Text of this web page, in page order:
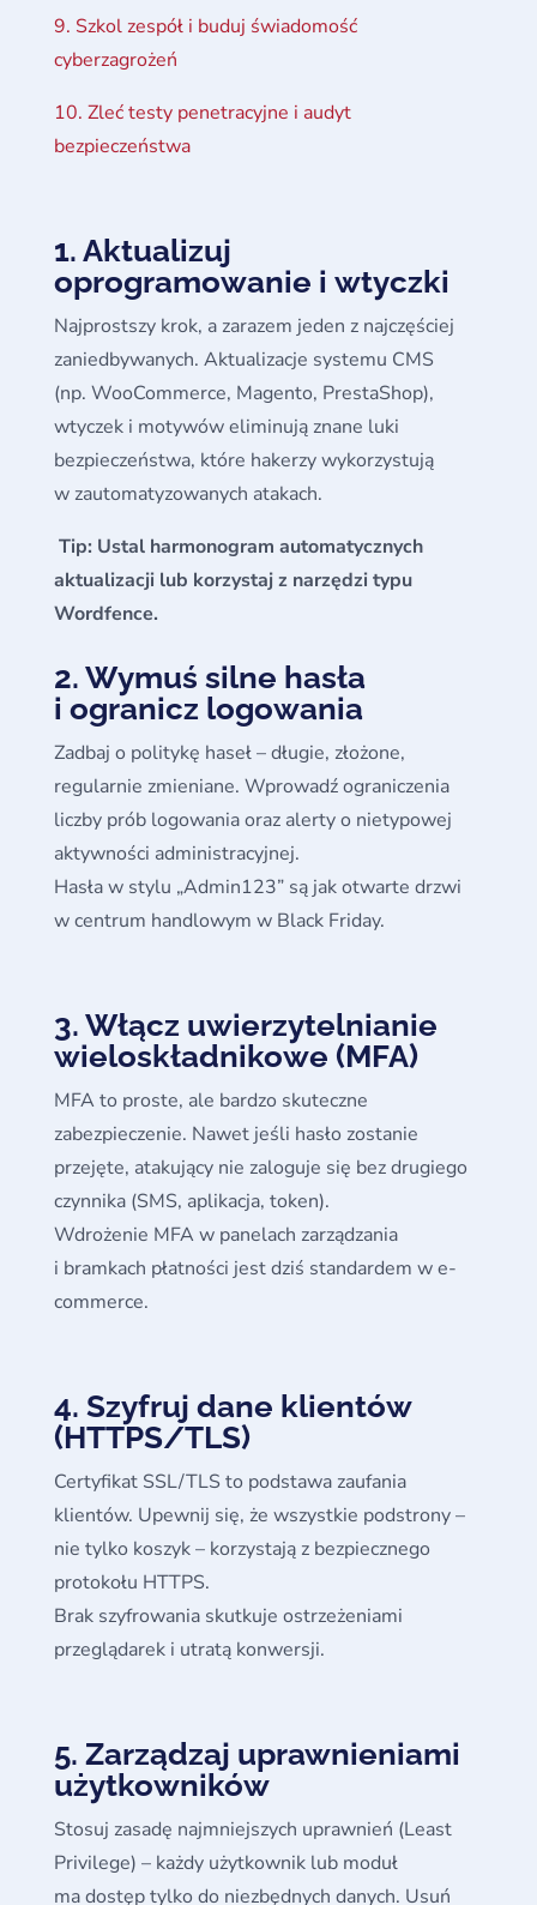
9. Szkol zespół i buduj świadomość
cyberzagrożeń
10. Zleć testy penetracyjne i audyt
bezpieczeństwa
1. Aktualizuj
oprogramowanie i wtyczki
Najprostszy krok, a zarazem jeden z najczęściej
zaniedbywanych. Aktualizacje systemu CMS
(np. WooCommerce, Magento, PrestaShop),
wtyczek i motywów eliminują znane luki
bezpieczeństwa, które hakerzy wykorzystują
w zautomatyzowanych atakach.
Tip: Ustal harmonogram automatycznych
aktualizacji lub korzystaj z narzędzi typu
Wordfence.
2. Wymuś silne hasła
i ogranicz logowania
Zadbaj o politykę haseł – długie, złożone,
regularnie zmieniane. Wprowadź ograniczenia
liczby prób logowania oraz alerty o nietypowej
aktywności administracyjnej.
Hasła w stylu „Admin123” są jak otwarte drzwi
w centrum handlowym w Black Friday.
3. Włącz uwierzytelnianie
wieloskładnikowe (MFA)
MFA to proste, ale bardzo skuteczne
zabezpieczenie. Nawet jeśli hasło zostanie
przejęte, atakujący nie zaloguje się bez drugiego
czynnika (SMS, aplikacja, token).
Wdrożenie MFA w panelach zarządzania
i bramkach płatności jest dziś standardem w e-
commerce.
4. Szyfruj dane klientów
(HTTPS/TLS)
Certyfikat SSL/TLS to podstawa zaufania
klientów. Upewnij się, że wszystkie podstrony –
nie tylko koszyk – korzystają z bezpiecznego
protokołu HTTPS.
Brak szyfrowania skutkuje ostrzeżeniami
przeglądarek i utratą konwersji.
5. Zarządzaj uprawnieniami
użytkowników
Stosuj zasadę najmniejszych uprawnień (Least
Privilege) – każdy użytkownik lub moduł
ma dostęp tylko do niezbędnych danych. Usuń